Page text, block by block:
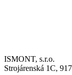
ISMONT, s.r.o.
Strojárenská 1C,